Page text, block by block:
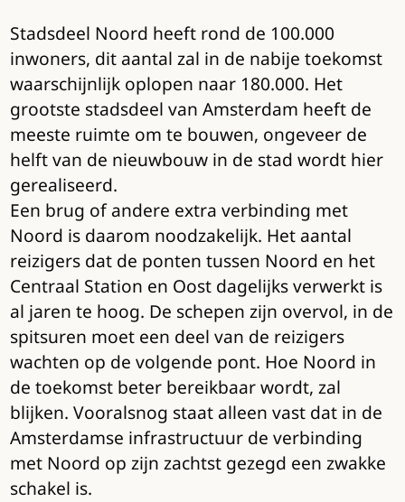
Stadsdeel Noord heeft rond de 100.000
inwoners, dit aantal zal in de nabije toekomst
waarschijnlijk oplopen naar 180.000. Het
grootste stadsdeel van Amsterdam heeft de
meeste ruimte om te bouwen, ongeveer de
helft van de nieuwbouw in de stad wordt hier
gerealiseerd.
Een brug of andere extra verbinding met
Noord is daarom noodzakelijk. Het aantal
reizigers dat de ponten tussen Noord en het
Centraal Station en Oost dagelijks verwerkt is
al jaren te hoog. De schepen zijn overvol, in de
spitsuren moet een deel van de reizigers
wachten op de volgende pont. Hoe Noord in
de toekomst beter bereikbaar wordt, zal
blijken. Vooralsnog staat alleen vast dat in de
Amsterdamse infrastructuur de verbinding
met Noord op zijn zachtst gezegd een zwakke
schakel is.